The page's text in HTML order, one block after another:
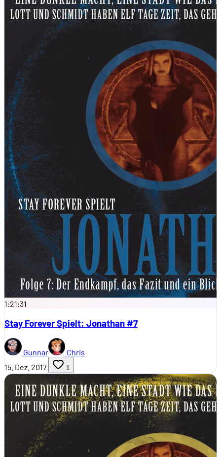
1:21:31
Stay Forever Spielt: Jonathan #7
Gunnar
Chris
15. Dez. 2017
1